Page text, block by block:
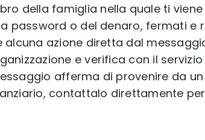
della famiglia nella quale ti
password o del denaro, fermati e
azione diretta dal
e verifica con il
afferma di provenire da
contattalo direttamente